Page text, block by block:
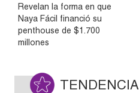
Revelan la forma en que
Naya Fácil financió su
penthouse de $1.700
millones
TENDENCIA